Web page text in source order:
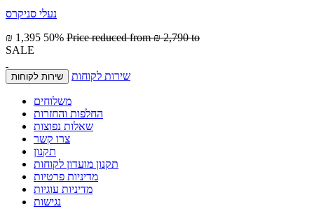
נעלי סניקרס
₪ 1,395 50% Price reduced from₪ 2,790 to
SALE
שירות לקוחות שירות לקוחות
משלוחים
החלפות והחזרות
שאלות נפוצות
צרו קשר
תקנון
תקנון מועדון לקוחות
מדיניות פרטיות
מדיניות עוגיות
נגישות